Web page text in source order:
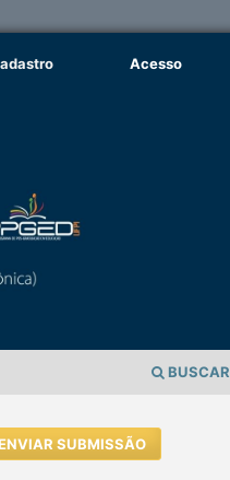
BUSCAR
Acesso
SUBMISSÃO